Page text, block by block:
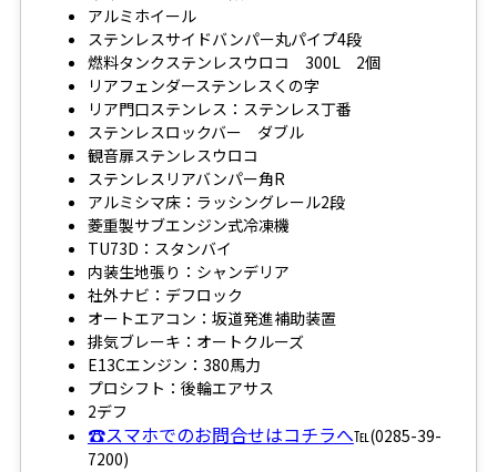
アルミホイール
ステンレスサイドバンパー丸パイプ4段
燃料タンクステンレスウロコ 300L 2個
リアフェンダーステンレスくの字
リア門口ステンレス：ステンレス丁番
ステンレスロックバー ダブル
観音扉ステンレスウロコ
ステンレスリアバンパー角R
アルミシマ床：ラッシングレール2段
菱重製サブエンジン式冷凍機
TU73D：スタンバイ
内装生地張り：シャンデリア
社外ナビ：デフロック
オートエアコン：坂道発進補助装置
排気ブレーキ：オートクルーズ
E13Cエンジン：380馬力
プロシフト：後輪エアサス
2デフ
☎スマホでのお問合せはコチラへ℡(0285-39-
7200)